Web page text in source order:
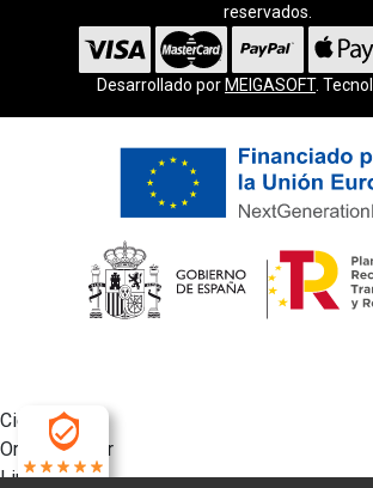
reservados.
Desarrollado por MEIGASOFT.
Cierra
Ordenado por
Limpiar